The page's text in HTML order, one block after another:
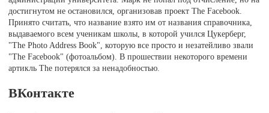
достигнутом не остановился, организовав проект The Facebook.
Принято считать, что название взято им от названия справочника,
выдаваемого всем ученикам школы, в которой учился Цукерберг,
"The Photo Address Book", которую все просто и незатейливо звали
"The Facebook" (фотоальбом). В прошествии некоторого времени
артикль The потерялся за ненадобностью.
ВКонтакте